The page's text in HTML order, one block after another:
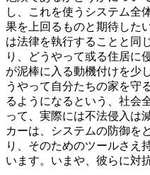
し、これを使うシステム全
果を上回るものと期待した
は法律を執行することと同
り、どうやって或る住居に
が泥棒に入る動機付けを少
うやって自分たちの家を守
るようになるという、社会
って、実際には不法侵入は
カーは、システムの防御を
り、そのためのツールさえ
います。いまや、彼らに対